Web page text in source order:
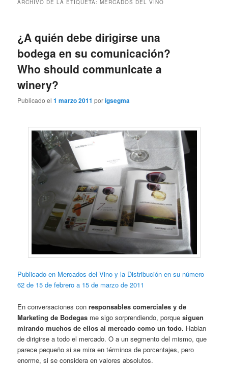
ARCHIVO DE LA ETIQUETA:MERCADOS DEL VINO
¿A quién debe dirigirse una
bodega en su comunicación?
Who should communicate a
winery?
Publicado el1 marzo 2011 porigsegma
Publicado en Mercados del Vino y la Distribución en su número
62 de 15 de febrero a 15 de marzo de 2011
En conversaciones conresponsables comerciales y de
Marketing de Bodegas me sigo sorprendiendo, porquesiguen
mirando muchos de ellos al mercado como un todo. Hablan
de dirigirse a todo el mercado. O a un segmento del mismo, que
parece pequeño si se mira en términos de porcentajes, pero
enorme, si se considera en valores absolutos.